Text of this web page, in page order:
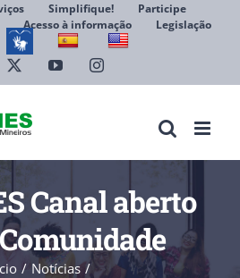
Simplifique!
Participe
Acesso à informação
Legislação
YouTubeInstagram
Canal aberto
Notícias